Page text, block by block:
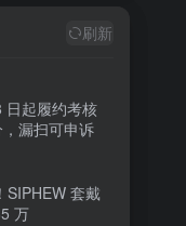
刷新
日起履约考核
漏扫可申诉
SIPHEW 套戴
万